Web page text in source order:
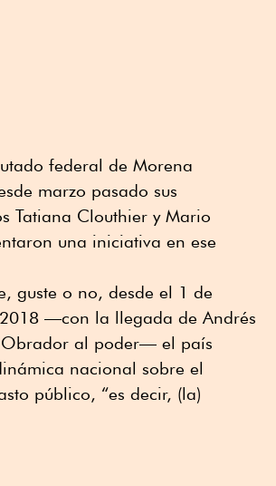
federal de Morena
marzo pasado sus
Tatiana Clouthier y Mario
una iniciativa en ese
guste o no, desde el 1 de
—con la llegada de Andrés
Obrador al poder— el país
nacional sobre el
público, “es decir, (la)